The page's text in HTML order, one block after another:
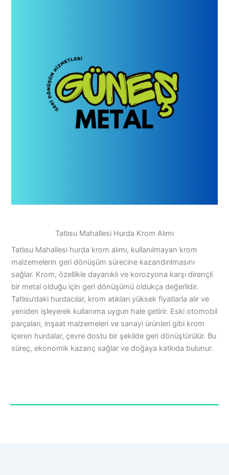
Tatlısu Mahallesi Hurda Krom Alımı
Tatlısu Mahallesi hurda krom alımı, kullanılmayan krom
malzemelerin geri dönüşüm sürecine kazandırılmasını
sağlar. Krom, özellikle dayanıklı ve korozyona karşı dirençli
bir metal olduğu için geri dönüşümü oldukça değerlidir.
Tatlısu’daki hurdacılar, krom atıkları yüksek fiyatlarla alır ve
yeniden işleyerek kullanıma uygun hale getirir. Eski otomobil
parçaları, inşaat malzemeleri ve sanayi ürünleri gibi krom
içeren hurdalar, çevre dostu bir şekilde geri dönüştürülür. Bu
süreç, ekonomik kazanç sağlar ve doğaya katkıda bulunur.